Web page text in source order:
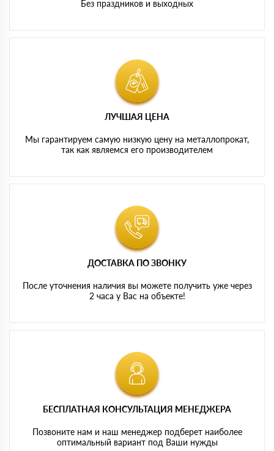
Без праздников и выходных
ЛУЧШАЯ ЦЕНА
Мы гарантируем самую низкую цену на металлопрокат,
так как являемся его производителем
ДОСТАВКА ПО ЗВОНКУ
После уточнения наличия вы можете получить уже через
2 часа у Вас на объекте!
БЕСПЛАТНАЯ КОНСУЛЬТАЦИЯ МЕНЕДЖЕРА
Позвоните нам и наш менеджер подберет наиболее
оптимальный вариант под Ваши нужды